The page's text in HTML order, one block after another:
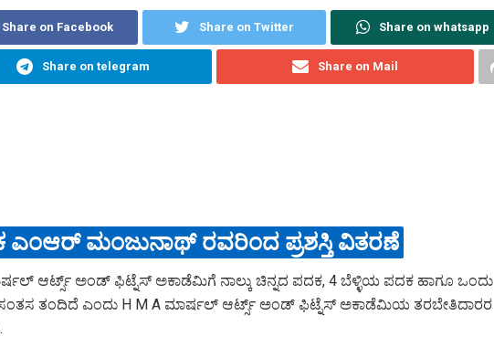
Share on Facebook Share on Twitter Share on whatsapp
Share on telegram Share on Mail
ಎಂಆರ್ ಮಂಜುನಾಥ್ ರವರಿಂದ ಪ್ರಶಸ್ತಿ ವಿತರಣೆ
ಆರ್ಟ್ಸ್ ಅಂಡ್ ಫಿಟ್ನೆಸ್ ಅಕಾಡೆಮಿಗೆ ನಾಲ್ಕು ಚಿನ್ನದ ಪದಕ, 4 ಬೆಳ್ಳಿಯ ಪದಕ ಹಾಗೂ ಒಂದು
ತಂದಿದೆ ಎಂದು H M A ಮಾರ್ಷಲ್ ಆರ್ಟ್ಸ್ ಅಂಡ್ ಫಿಟ್ನೆಸ್ ಅಕಾಡೆಮಿಯ ತರಬೇತಿದಾರರ